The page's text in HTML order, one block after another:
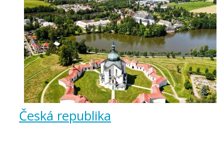
Česká republika